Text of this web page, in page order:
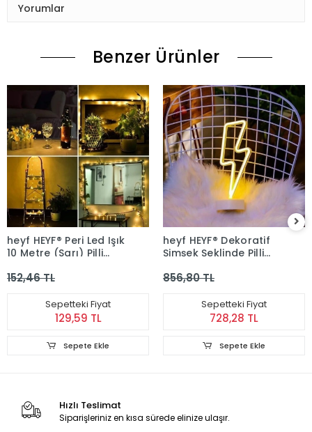
Yorumlar
Benzer Ürünler
heyf HEYF® Peri Led Işık
10 Metre (Sarı) Pilli
Saçak Spot Süsleme
152,46 TL
Sepetteki Fiyat
129,59 TL
Sepete Ekle
heyf HEYF® Dekoratif
Şimşek Şeklinde Pilli
Masa Lambası
856,80 TL
Sepetteki Fiyat
728,28 TL
Sepete Ekle
Hızlı Teslimat
Siparişleriniz en kısa sürede elinize ulaşır.